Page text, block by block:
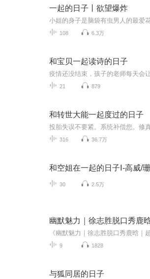
一起的日子丨欲望爆炸
108 6.3万
和宝贝一起读诗的日子
21 879
和转世大能一起度过的日子
316 36.7万
和空姐在一起的日子Ⅰ-高威/
30 2.5万
幽默魅力｜徐志胜脱口秀鹿
9 1828
与狐同居的日子